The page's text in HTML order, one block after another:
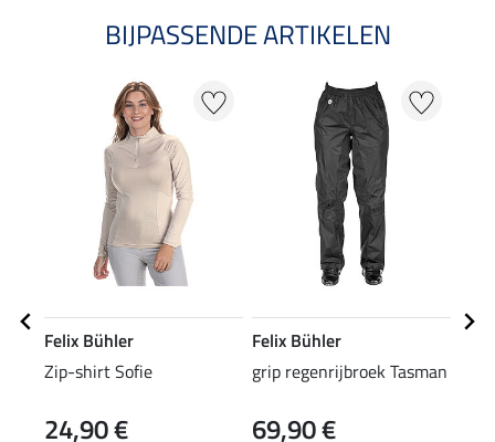
BIJPASSENDE ARTIKELEN
Felix Bühler
Zip-shirt Sofie
24,90 €
Felix Bühler
grip regenrijbroek Tasman
69,90 €